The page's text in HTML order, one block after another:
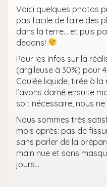
Voici quelques photos
pas facile de faire des
dans la terre… et puis
dedans!
Pour les infos sur la
(argileuse à 30%) pour
Coulée liquide, tirée à la
l’avons damé ensuite
soit nécessaire, nous
Nous sommes très
mois après: pas de
sans parler de la
main nue et sans
jours…